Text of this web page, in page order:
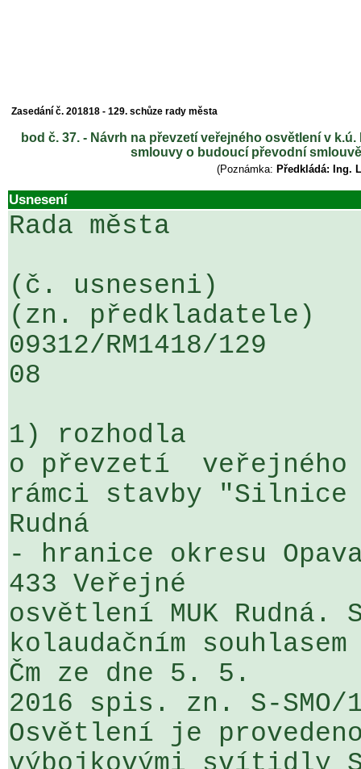
Zasedání č. 201818 - 129. schůze rady města
bod č. 37. - Návrh na převzetí veřejného osvětlení v
smlouvy o budoucí převodní
(Poznámka: Předkládá: Ing.
Usnesení
Rada města
(č. usneseni)
(zn. předkladatele)
09312/RM1418/
08
1) rozhodla
o převzetí
rámci stavby "Silnice
Rudná
- hranice okresu
433 Veřejné
osvětlení MUK Rudná.
kolaudačním
Čm ze dne 5. 5.
2016 spis. zn. S-SMO/
Osvětlení je